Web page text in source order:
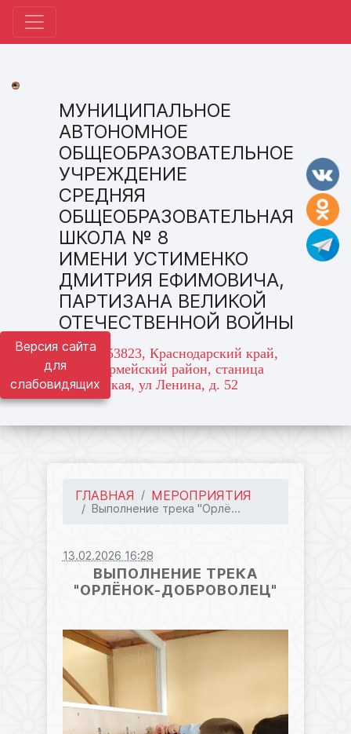
Версия сайта
для
слабовидящих
МУНИЦИПАЛЬНОЕ
АВТОНОМНОЕ
ОБЩЕОБРАЗОВАТЕЛЬНОЕ
УЧРЕЖДЕНИЕ
СРЕДНЯЯ
ОБЩЕОБРАЗОВАТЕЛЬНАЯ
ШКОЛА № 8
ИМЕНИ УСТИМЕНКО
ДМИТРИЯ ЕФИМОВИЧА,
ПАРТИЗАНА ВЕЛИКОЙ
ОТЕЧЕСТВЕННОЙ ВОЙНЫ
адрес: 353823, Краснодарский край,
Красноармейский район, станица
Марьянская, ул Ленина, д. 52
ГЛАВНАЯ МЕРОПРИЯТИЯ
Выполнение трека "Орлё...
13.02.2026 16:28
ВЫПОЛНЕНИЕ ТРЕКА
"ОРЛЁНОК-ДОБРОВОЛЕЦ"